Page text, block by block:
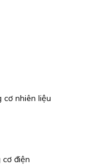
nhiên liệu
điện